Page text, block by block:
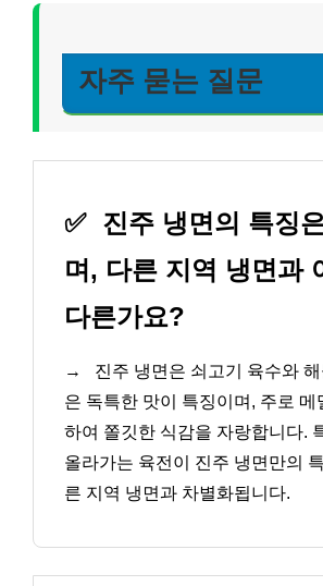
자주 묻는 질문
✅ 진주 냉면의 특징
며, 다른 지역 냉면과
다른가요?
→
진주 냉면은 쇠고기 육수와
은 독특한 맛이 특징이며, 주로 메
하여 쫄깃한 식감을 자랑합니다.
올라가는 육전이 진주 냉면만의
른 지역 냉면과 차별화됩니다.